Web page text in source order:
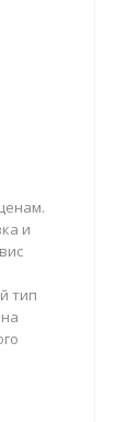
и
тип